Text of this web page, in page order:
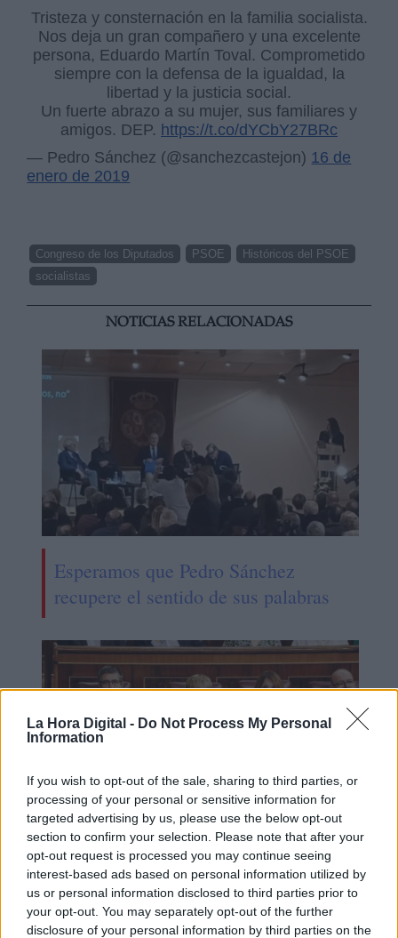
La Hora Digital - Do Not Process My Personal
Information
If you wish to opt-out of the sale, sharing to third parties, or
processing of your personal or sensitive information for
targeted advertising by us, please use the below opt-out
section to confirm your selection. Please note that after your
opt-out request is processed you may continue seeing
interest-based ads based on personal information utilized by
us or personal information disclosed to third parties prior to
your opt-out. You may separately opt-out of the further
disclosure of your personal information by third parties on the
Tristeza y consternación en la familia socialista.
Nos deja un gran compañero y una excelente
persona, Eduardo Martín Toval. Comprometido
siempre con la defensa de la igualdad, la
libertad y la justicia social.
Un fuerte abrazo a su mujer, sus familiares y
amigos. DEP. https://t.co/dYCbY27BRc
— Pedro Sánchez (@sanchezcastejon) 16 de
enero de 2019
Congreso de los Diputados PSOE
Históricos del PSOE
socialistas
NOTICIAS RELACIONADAS
Esperamos que Pedro Sánchez
recupere el sentido de sus palabras
El PP eliminaría la excepción ibérica
que ha supuesto un ahorro de 2.800
millones